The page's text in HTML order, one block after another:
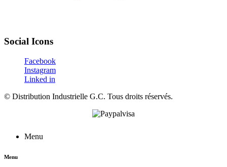
Social Icons
Facebook
Instagram
Linked in
© Distribution Industrielle G.C. Tous droits réservés.
Menu
Menu